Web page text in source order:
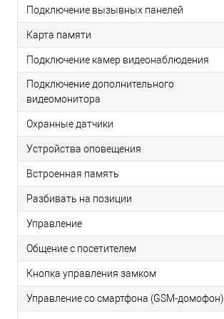
Подключение вызывных панелей
Карта памяти
Подключение камер видеонаблюдения
Подключение дополнительного
видеомонитора
Охранные датчики
Устройства оповещения
Встроенная память
Разбивать на позиции
Управление
Общение с посетителем
Кнопка управления замком
Управление со смартфона (GSM-домофон)